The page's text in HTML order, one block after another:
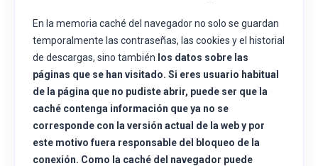
En la memoria caché del navegador no solo se guardan
temporalmente las contraseñas, las cookies y el historial
de descargas, sino también los datos sobre las
páginas que se han visitado. Si eres usuario habitual
de la página que no pudiste abrir, puede ser que la
caché contenga información que ya no se
corresponde con la versión actual de la web y por
este motivo fuera responsable del bloqueo de la
conexión. Como la caché del navegador puede